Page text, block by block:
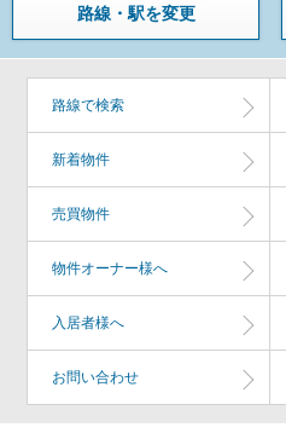
路線・駅を変更
路線で検索
新着物件
売買物件
物件オーナー様へ
入居者様へ
お問い合わせ